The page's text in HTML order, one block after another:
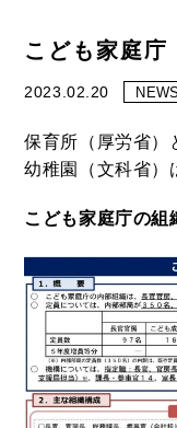
こども家庭庁
2023.02.20 NEWS
保育所（厚労省）
幼稚園（文科省）
こども家庭庁の組